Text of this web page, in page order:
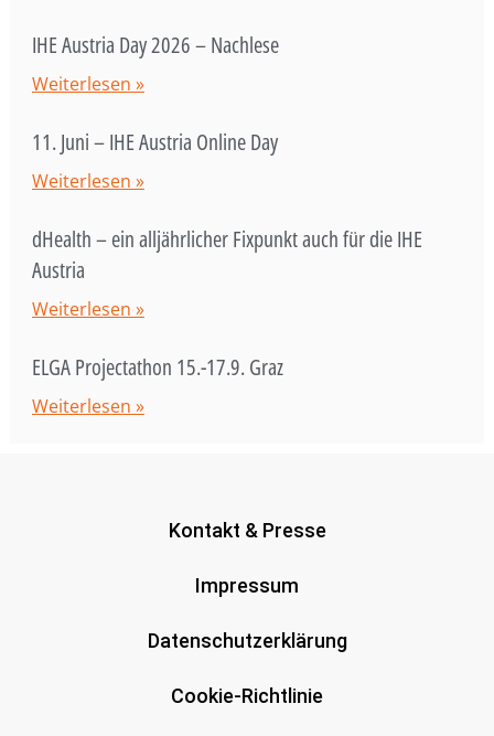
IHE Austria Day 2026 – Nachlese
Weiterlesen »
11. Juni – IHE Austria Online Day
Weiterlesen »
dHealth – ein alljährlicher Fixpunkt auch für die IHE
Austria
Weiterlesen »
ELGA Projectathon 15.-17.9. Graz
Weiterlesen »
Kontakt & Presse
Impressum
Datenschutzerklärung
Cookie-Richtlinie